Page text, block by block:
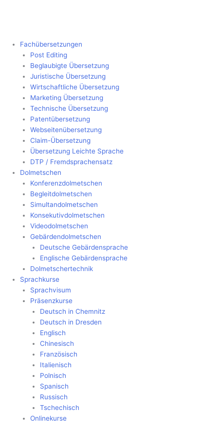
Fachübersetzungen
Post Editing
Beglaubigte Übersetzung
Juristische Übersetzung
Wirtschaftliche Übersetzung
Marketing Übersetzung
Technische Übersetzung
Patentübersetzung
Webseitenübersetzung
Claim-Übersetzung
Übersetzung Leichte Sprache
DTP / Fremdsprachensatz
Dolmetschen
Konferenzdolmetschen
Begleitdolmetschen
Simultandolmetschen
Konsekutivdolmetschen
Videodolmetschen
Gebärdendolmetschen
Deutsche Gebärdensprache
Englische Gebärdensprache
Dolmetschertechnik
Sprachkurse
Sprachvisum
Präsenzkurse
Deutsch in Chemnitz
Deutsch in Dresden
Englisch
Chinesisch
Französisch
Italienisch
Polnisch
Spanisch
Russisch
Tschechisch
Onlinekurse